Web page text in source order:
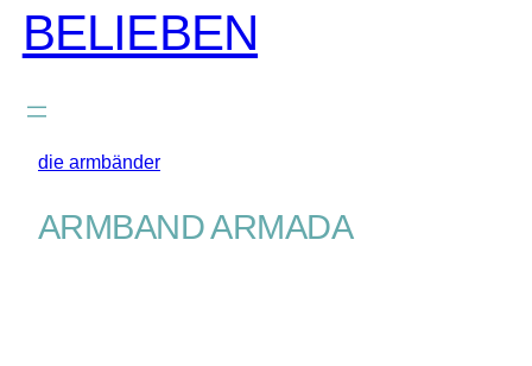
BELIEBEN
die armbänder
ARMBAND ARMADA